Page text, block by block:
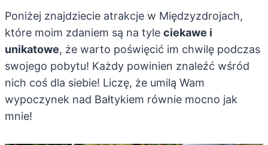
Poniżej znajdziecie atrakcje w Międzyzdrojach,
które moim zdaniem są na tyle ciekawe i
unikatowe, że warto poświęcić im chwilę podczas
swojego pobytu! Każdy powinien znaleźć wśród
nich coś dla siebie! Liczę, że umilą Wam
wypoczynek nad Bałtykiem równie mocno jak
mnie!